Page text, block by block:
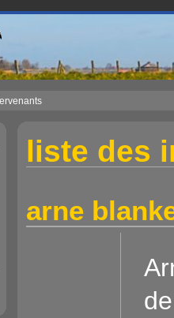
liste des
arne